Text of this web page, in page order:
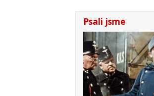
Psali jsme